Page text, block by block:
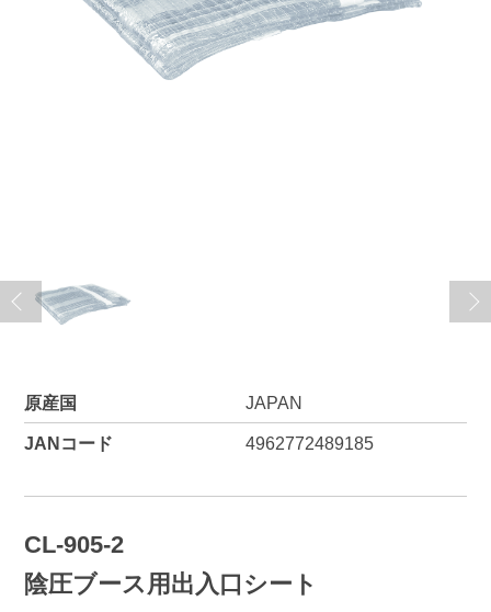
原産国 JAPAN
JANコード 4962772489185
CL-905-2
陰圧ブース用出入口シート